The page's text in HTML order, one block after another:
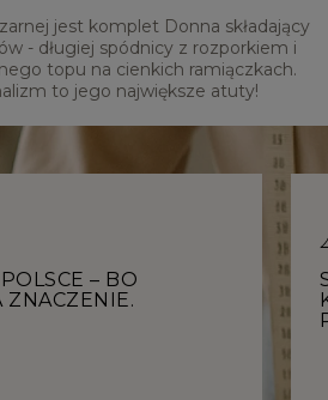
jest komplet Donna składający
- długiej spódnicy z rozporkiem i
topu na cienkich ramiączkach.
to jego największe atuty!
– BO
ZNACZENIE.